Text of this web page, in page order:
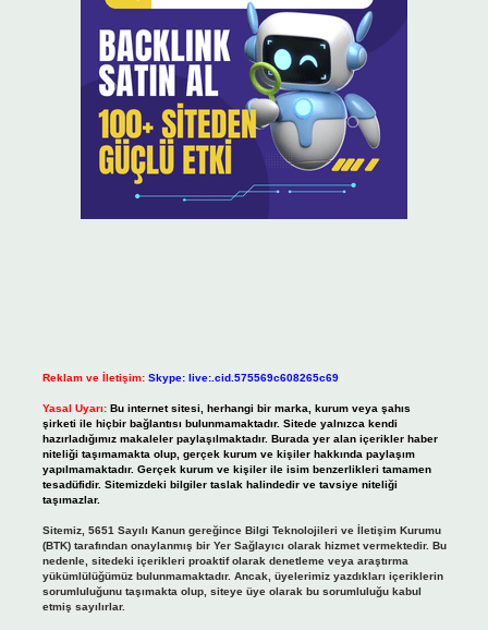
Reklam ve İletişim: Skype: live:.cid.575569c608265c69
Yasal Uyarı: Bu internet sitesi, herhangi bir marka, kurum veya şahıs
şirketi ile hiçbir bağlantısı bulunmamaktadır. Sitede yalnızca kendi
hazırladığımız makaleler paylaşılmaktadır. Burada yer alan içerikler haber
niteliği taşımamakta olup, gerçek kurum ve kişiler hakkında paylaşım
yapılmamaktadır. Gerçek kurum ve kişiler ile isim benzerlikleri tamamen
tesadüfidir. Sitemizdeki bilgiler taslak halindedir ve tavsiye niteliği
taşımazlar.
Sitemiz, 5651 Sayılı Kanun gereğince Bilgi Teknolojileri ve İletişim Kurumu
(BTK) tarafından onaylanmış bir Yer Sağlayıcı olarak hizmet vermektedir. Bu
nedenle, sitedeki içerikleri proaktif olarak denetleme veya araştırma
yükümlülüğümüz bulunmamaktadır. Ancak, üyelerimiz yazdıkları içeriklerin
sorumluluğunu taşımakta olup, siteye üye olarak bu sorumluluğu kabul
etmiş sayılırlar.